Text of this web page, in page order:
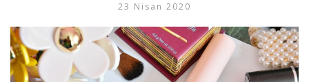
23 Nisan 2020